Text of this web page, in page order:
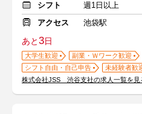
シフト
週1日以上
アクセス
池袋駅
あと3日
大学生歓迎 副業・Ｗワーク歓迎
シフト自由・自己申告
未経験者歓
株式会社JSS 渋谷支社の求人一覧を見